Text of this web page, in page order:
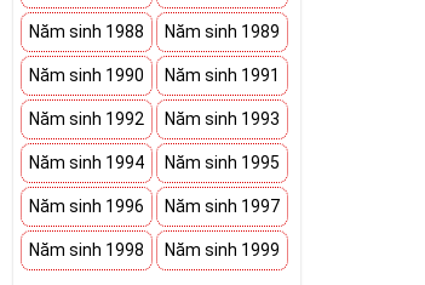
Năm sinh 1988 Năm sinh 1989
Năm sinh 1990 Năm sinh 1991
Năm sinh 1992 Năm sinh 1993
Năm sinh 1994 Năm sinh 1995
Năm sinh 1996 Năm sinh 1997
Năm sinh 1998 Năm sinh 1999